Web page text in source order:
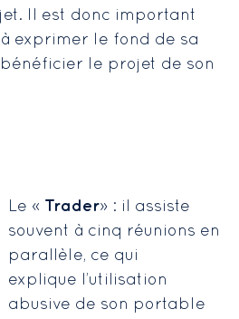
Il est donc important
exprimer le fond de sa
le projet de son
Le « Trader» : il assiste
souvent à cinq réunions en
parallèle, ce qui
explique l’utilisation
abusive de son portable